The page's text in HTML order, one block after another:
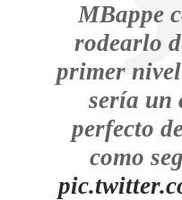
MBappe
rodearlo
primer
sería un
perfecto
como